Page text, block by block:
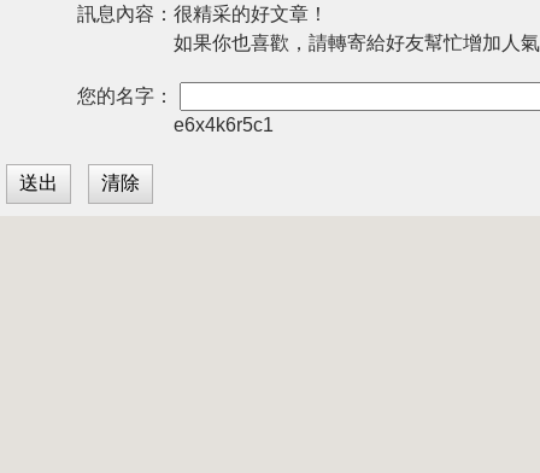
訊息內容： 很精采的好文章！
如果你也喜歡，請轉寄給好友幫忙增加人
您的名字：
e6x4k6r5c1